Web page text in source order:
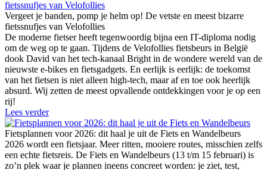
Vergeet je banden, pomp je helm op! De vetste en meest bizarre
fietssnufjes van Velofollies
De moderne fietser heeft tegenwoordig bijna een IT-diploma nodig
om de weg op te gaan. Tijdens de Velofollies fietsbeurs in België
dook David van het tech-kanaal Bright in de wondere wereld van de
nieuwste e-bikes en fietsgadgets. En eerlijk is eerlijk: de toekomst
van het fietsen is niet alleen high-tech, maar af en toe ook heerlijk
absurd. Wij zetten de meest opvallende ontdekkingen voor je op een
rij!
Lees verder
Fietsplannen voor 2026: dit haal je uit de Fiets en Wandelbeurs
2026 wordt een fietsjaar. Meer ritten, mooiere routes, misschien zelfs
een echte fietsreis. De Fiets en Wandelbeurs (13 t/m 15 februari) is
zo’n plek waar je plannen ineens concreet worden: je ziet, test,